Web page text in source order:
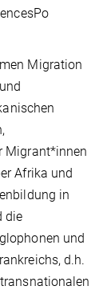
Migration
Migrant*innen
Afrika und
in
die
und
d.h.